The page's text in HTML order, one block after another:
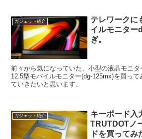
ガジェット紹介
テレワークに
イルモニター
ぎ。
前々から気になっていた、小型の液晶モニ
12.5型モバイルモニター(dg-125mx)を買っ
ていきたいと思います。
ガジェット紹介
キーボード入
TRUTDOTノ
ドを買ってみ